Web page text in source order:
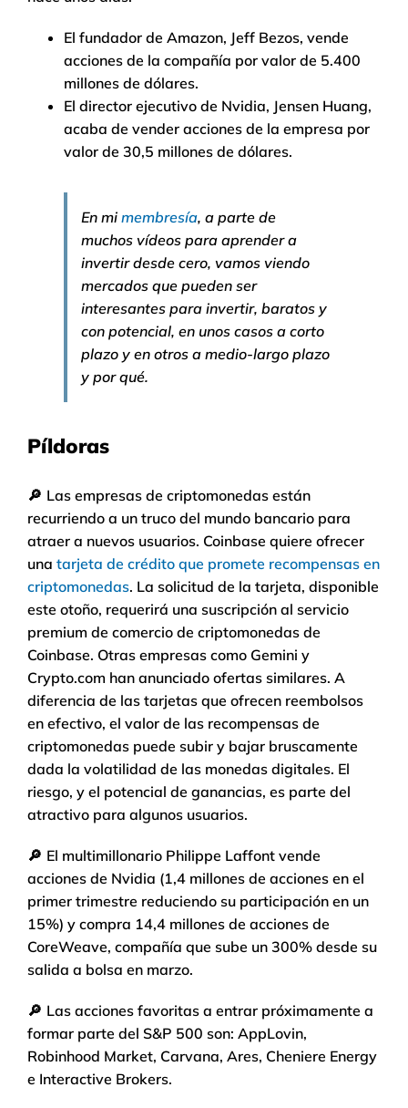
El fundador de Amazon, Jeff Bezos, vende
acciones de la compañía por valor de 5.400
millones de dólares.
El director ejecutivo de Nvidia, Jensen Huang,
acaba de vender acciones de la empresa por
valor de 30,5 millones de dólares.
En mi membresía, a parte de
muchos vídeos para aprender a
invertir desde cero, vamos viendo
mercados que pueden ser
interesantes para invertir, baratos y
con potencial, en unos casos a corto
plazo y en otros a medio-largo plazo
y por qué.
Píldoras
🔎 Las empresas de criptomonedas están
recurriendo a un truco del mundo bancario para
atraer a nuevos usuarios. Coinbase quiere ofrecer
una tarjeta de crédito que promete recompensas en
criptomonedas. La solicitud de la tarjeta, disponible
este otoño, requerirá una suscripción al servicio
premium de comercio de criptomonedas de
Coinbase. Otras empresas como Gemini y
Crypto.com han anunciado ofertas similares. A
diferencia de las tarjetas que ofrecen reembolsos
en efectivo, el valor de las recompensas de
criptomonedas puede subir y bajar bruscamente
dada la volatilidad de las monedas digitales. El
riesgo, y el potencial de ganancias, es parte del
atractivo para algunos usuarios.
🔎 El multimillonario Philippe Laffont vende
acciones de Nvidia (1,4 millones de acciones en el
primer trimestre reduciendo su participación en un
15%) y compra 14,4 millones de acciones de
CoreWeave, compañía que sube un 300% desde su
salida a bolsa en marzo.
🔎 Las acciones favoritas a entrar próximamente a
formar parte del S&P 500 son: AppLovin,
Robinhood Market, Carvana, Ares, Cheniere Energy
e Interactive Brokers.